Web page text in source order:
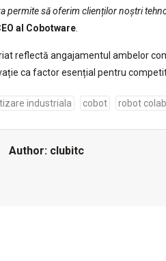
permite să oferim clienților noștri
al Cobotware
reflectă angajamentul ambelor
ca factor esențial pentru
industriala cobot robot
Author: clubitc